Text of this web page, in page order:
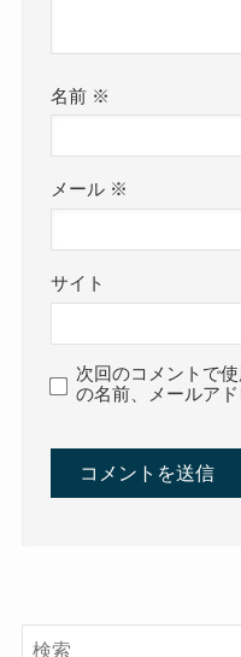
名前 ※
メール ※
サイト
次回のコメントで
の名前、メールア